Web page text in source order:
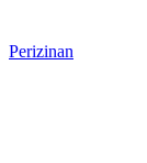
Perizinan